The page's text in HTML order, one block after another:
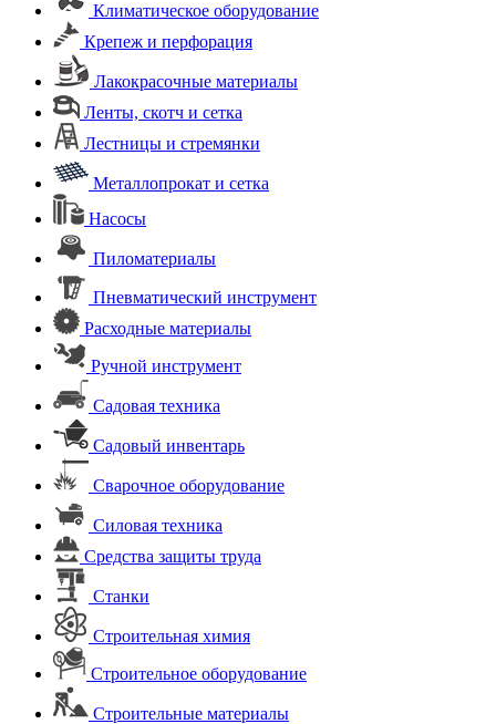
Климатическое оборудование
Крепеж и перфорация
Лакокрасочные материалы
Ленты, скотч и сетка
Лестницы и стремянки
Металлопрокат и сетка
Насосы
Пиломатериалы
Пневматический инструмент
Расходные материалы
Ручной инструмент
Садовая техника
Садовый инвентарь
Сварочное оборудование
Силовая техника
Средства защиты труда
Станки
Строительная химия
Строительное оборудование
Строительные материалы